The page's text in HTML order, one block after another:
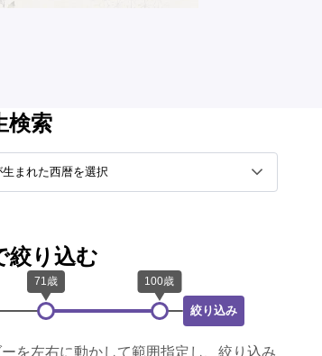
検索
絞り込む
絞り込み
を左右に動かして範囲指定し、絞り込み